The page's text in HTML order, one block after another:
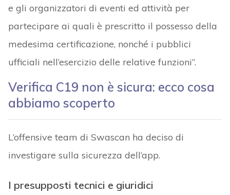
e gli organizzatori di eventi ed attività per
partecipare ai quali è prescritto il possesso della
medesima certificazione, nonché i pubblici
ufficiali nell’esercizio delle relative funzioni”.
Verifica C19 non è sicura: ecco cosa
abbiamo scoperto
L’offensive team di Swascan ha deciso di
investigare sulla sicurezza dell’app.
I presupposti tecnici e giuridici